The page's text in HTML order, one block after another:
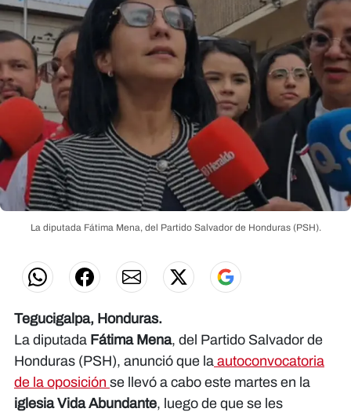
La diputada Fátima Mena, del Partido Salvador de Honduras (PSH).
Tegucigalpa, Honduras.
La diputada Fátima Mena, del Partido Salvador de
Honduras (PSH), anunció que la autoconvocatoria
de la oposición se llevó a cabo este martes en la
iglesia Vida Abundante, luego de que se les